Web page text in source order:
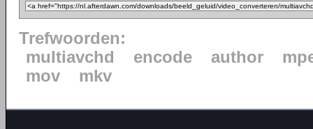
Trefwoorden:
multiavchd
encode author
mov
mkv